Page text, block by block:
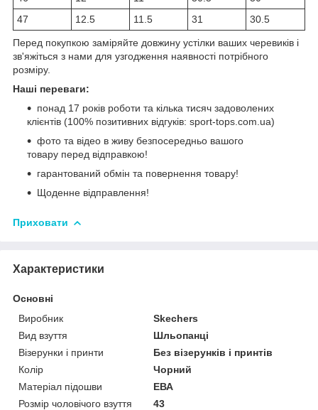
47
12.5 11.5 31 30.5
Перед покупкою заміряйте довжину устілки ваших черевиків і
зв'яжіться з нами для узгодження наявності потрібного
розміру.
Наші переваги:
понад 17 років роботи та кілька тисяч задоволених
клієнтів (100% позитивних відгуків: sport-tops.com.ua)
фото та відео в живу безпосередньо вашого
товару перед відправкою!
гарантований обмін та повернення товару!
Щоденне відправлення!
Приховати
Характеристики
Основні
Виробник
Skechers
Вид взуття
Шльопанці
Візерунки і принти
Без візерунків і принтів
Колір
Чорний
Матеріал підошви
ЕВА
Розмір чоловічого взуття
43